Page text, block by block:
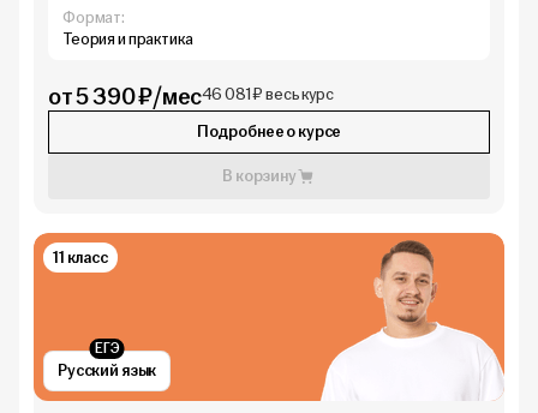
Формат:
Теория и практика
от 5 390 ₽/мес46 081 ₽ весь курс
Подробнее о курсе
В корзину
Русский язык
ЕГЭ
11 класс